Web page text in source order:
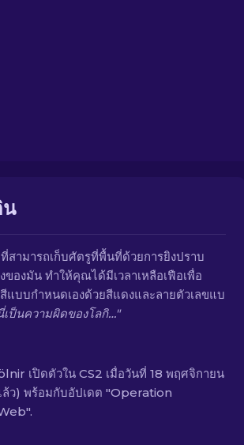
น
สามารถเก็บศัตรูที่พื้นที่ด้วยการยิงปราบ
ของมัน ทำให้คุณได้มีเวลาเหลือเฟือเพื่อ
บบกำหนดเองด้วยสีแดงและลายตัวเลขแบ
ป็นความผิดของโลกิ…"
เปิดตัวใน CS2 เมื่อวันที่ 18 พฤศจิกายน
ว) พร้อมกับอัปเดต "Operation